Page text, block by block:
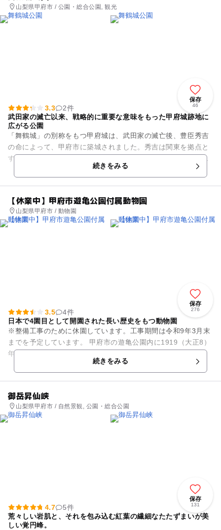
山梨県甲府市 / 公園・総合公園, 観光
保存
46
3.3
2件
武田家の滅亡以来、戦略的に重要な意味をもった甲府城跡地に
広がる公園
「舞鶴城」の別称をもつ甲府城は、武田家の滅亡後、豊臣秀吉
の命によって、甲府市に築城されました。秀吉は関東を拠点と
する徳川家康に対抗するために、重要な戦略拠点としたので
す。江戸時代には、逆に西側へ...
続きをみる
【休業中】甲府市遊亀公園付属動物園
山梨県甲府市 / 動物園
保存
276
3.5
4件
日本で4園目として開園された長い歴史をもつ動物園
※整備工事のために休園しています。工事期間は令和9年3月末
までを予定しています。 甲府市の遊亀公園内に1919（大正8）
年、日本で4園目として開園された長い歴史をもつ動物園で
続きをみる
御岳昇仙峡
山梨県甲府市 / 自然景観, 公園・総合公園
保存
131
4.7
5件
荒々しい岩肌と、それを包み込む紅葉の繊細なたたずまいが美
しい覚円峰。